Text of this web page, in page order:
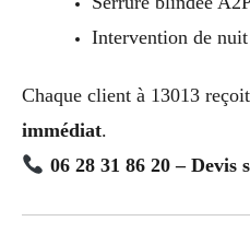
Intervention de
Chaque client à 13013
immédiat.
06 28 31 86 20 – Devis